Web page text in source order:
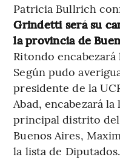
Patricia Bullrich
Grindetti será su
la provincia de
Ritondo
Según pudo
presidente de la
Abad, encabezará
principal distrito del
Buenos Aires,
la lista de Diputados.